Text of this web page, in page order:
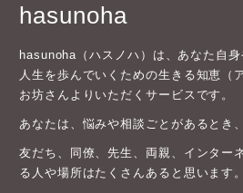
hasunoha
hasunoha（ハスノハ）は、あなた自
人生を歩んでいくための生きる知恵（
お坊さんよりいただくサービスです。
あなたは、悩みや相談ごとがあるとき
友だち、同僚、先生、両親、インター
る人や場所はたくさんあると思います。